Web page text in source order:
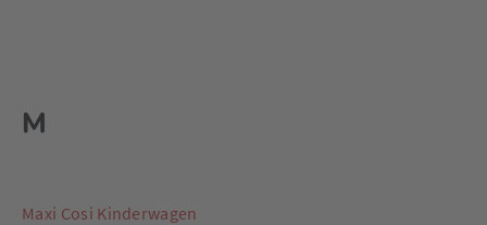
M
Maxi Cosi Kinderwagen